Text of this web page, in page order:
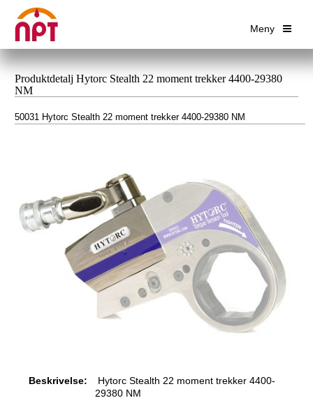
Meny
Produktdetalj Hytorc Stealth 22 moment trekker 4400-29380
NM
50031 Hytorc Stealth 22 moment trekker 4400-29380 NM
Beskrivelse:
Hytorc Stealth 22 moment trekker 4400-
29380 NM